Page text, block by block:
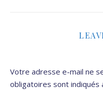
Votre adresse e-mail ne
obligatoires sont indiqués